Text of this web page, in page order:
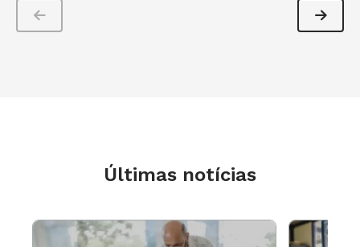
com alunos da Alfabetização
Últimas notícias